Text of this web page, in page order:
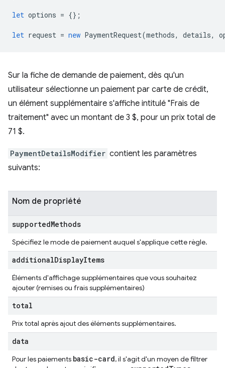
let options = {};
let request = new PaymentRequest(methods, details,
Sur la fiche de demande de paiement, dès qu'un
utilisateur sélectionne un paiement par carte de crédit,
un élément supplémentaire s'affiche intitulé "Frais de
traitement" avec un montant de 3 $, pour un prix total de
71 $.
PaymentDetailsModifier contient les paramètres
suivants:
Nom de propriété
supportedMethods
Spécifiez le mode de paiement auquel s'applique cette règle.
additionalDisplayItems
Éléments d'affichage supplémentaires que vous souhaitez
ajouter (remises ou frais supplémentaires)
total
Prix total après ajout des éléments supplémentaires.
data
Pour les paiements basic-card, il s'agit d'un moyen de filtrer